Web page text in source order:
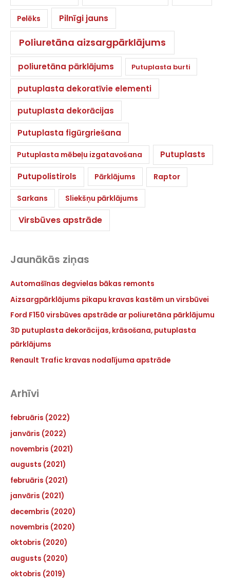
Pelēks Pilnīgi jauns
Poliuretāna aizsargpārklājums
poliuretāna pārklājums Putuplasta burti
putuplasta dekoratīvie elementi
putuplasta dekorācijas
Putuplasta figūrgriešana
Putuplasta mēbeļu izgatavošana Putuplasts
Putupolistirols Pārklājums Raptor
Sarkans Sliekšņu pārklājums
Virsbūves apstrāde
Jaunākās ziņas
Automašīnas degvielas bākas remonts
Aizsargpārklājums pikapu kravas kastēm un virsbūvei
Ford F150 virsbūves apstrāde ar poliuretāna pārklājumu
3D putuplasta dekorācijas, krāsošana, putuplasta
pārklājums
Renault Trafic kravas nodalījuma apstrāde
Arhīvi
februāris (2022)
janvāris (2022)
novembris (2021)
augusts (2021)
februāris (2021)
janvāris (2021)
decembris (2020)
novembris (2020)
oktobris (2020)
augusts (2020)
oktobris (2019)